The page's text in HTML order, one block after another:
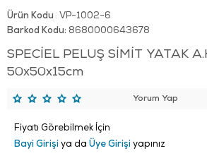
Ürün Kodu : VP-1002-6
Barkod Kodu: 8680000643678
SPECİEL PELUŞ SİMİT YATAK
50x50x15cm
Yorum Yap
Fiyatı Görebilmek İçin
Bayi Girişi ya da Üye Girişi yapınız